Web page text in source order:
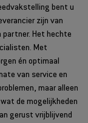
bent u
zijn van
partner. Het hechte
Met
én optimaal
van service en
maar alleen
de mogelijkheden
gerust vrijblijvend